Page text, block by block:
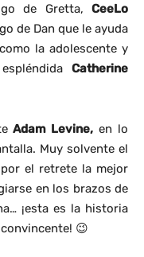
de Gretta, CeeLo
de Dan que le ayuda
la adolescente y
Catherine
Adam Levine, en lo
Muy solvente el
el retrete la mejor
en los brazos de
¡esta es la historia
😉